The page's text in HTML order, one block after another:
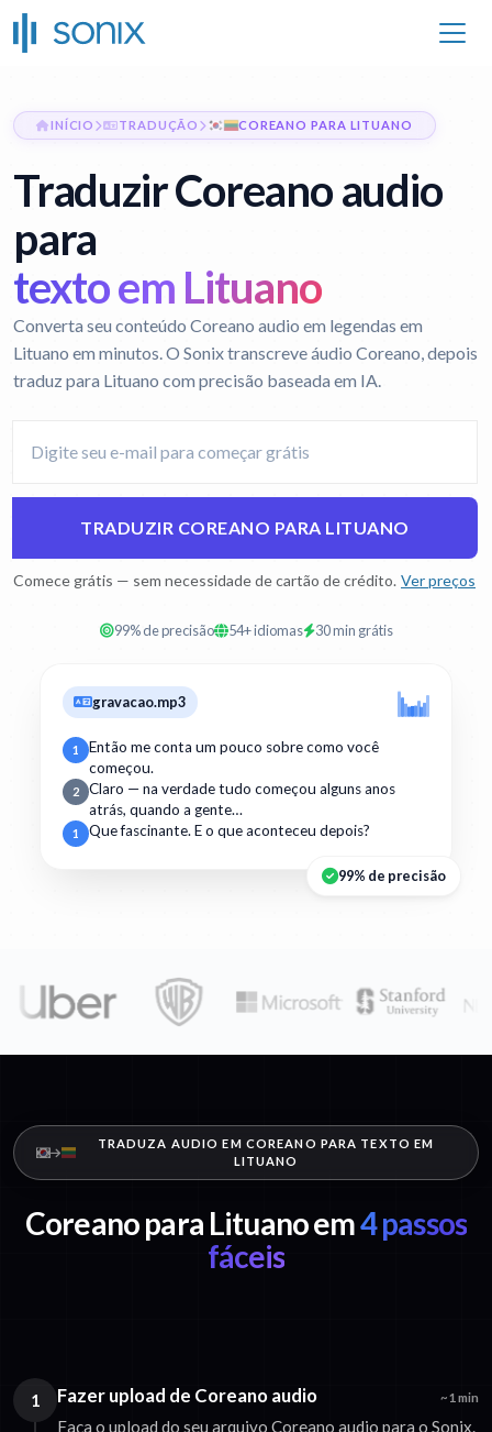
INÍCIO TRADUÇÃO COREANO PARA LITUANO
Traduzir Coreano audio
para
texto em Lituano
Converta seu conteúdo Coreano audio em legendas em
Lituano em minutos. O Sonix transcreve áudio Coreano, depois
traduz para Lituano com precisão baseada em IA.
TRADUZIR COREANO PARA LITUANO
Comece grátis — sem necessidade de cartão de crédito. Ver preços
99% de precisão 54+ idiomas 30 min grátis
gravacao.mp3
1
Então me conta um pouco sobre como você
começou.
2
Claro — na verdade tudo começou alguns anos
atrás, quando a gente…
1 Que fascinante. E o que aconteceu depois?
99% de precisão
TRADUZA AUDIO EM COREANO PARA TEXTO EM
LITUANO
Coreano para Lituano em4 passos
fáceis
1 Fazer upload de Coreano audio ~1 min
Faça o upload do seu arquivo Coreano audio para o Sonix.